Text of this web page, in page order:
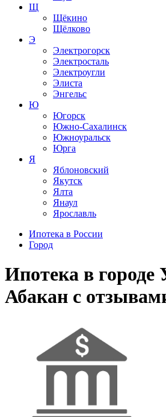
Щ
Щёкино
Щёлково
Э
Электрогорск
Электросталь
Электроугли
Элиста
Энгельс
Ю
Югорск
Южно-Сахалинск
Южноуральск
Юрга
Я
Яблоновский
Якутск
Ялта
Янаул
Ярославль
Ипотека в России
Город
Ипотека в городе
Абакан с